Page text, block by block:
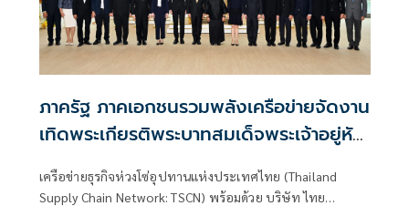
ภาครัฐ ภาคเอกชนรวมพลังเครือข่ายจัดงาน
เทิดพระเกียรติพระบาทสมเด็จพระเจ้าอยู่หัว
อด ใต้ร่มพระบารมี
เครือข่ายธุรกิจห่วงโซ่อุปทานแห่งประเทศไทย (Thailand
Supply Chain Network: TSCN) พร้อมด้วย บริษัท ไทย